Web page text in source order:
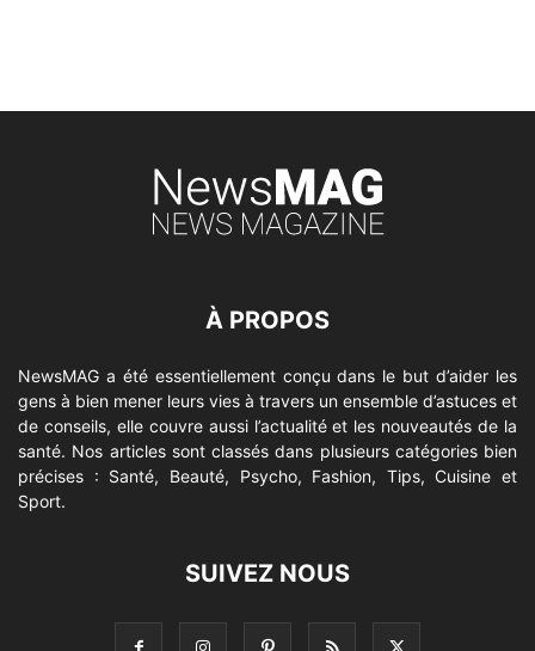
À PROPOS
NewsMAG a été essentiellement conçu dans le but d’aider les
gens à bien mener leurs vies à travers un ensemble d’astuces et
de conseils, elle couvre aussi l’actualité et les nouveautés de la
santé. Nos articles sont classés dans plusieurs catégories bien
précises : Santé, Beauté, Psycho, Fashion, Tips, Cuisine et
Sport.
SUIVEZ NOUS